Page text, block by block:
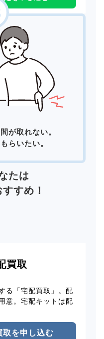
が取れない。
らいたい。
たは
すめ！
買取
る「宅配買取」。配
意。宅配キットは配
取を申し込む